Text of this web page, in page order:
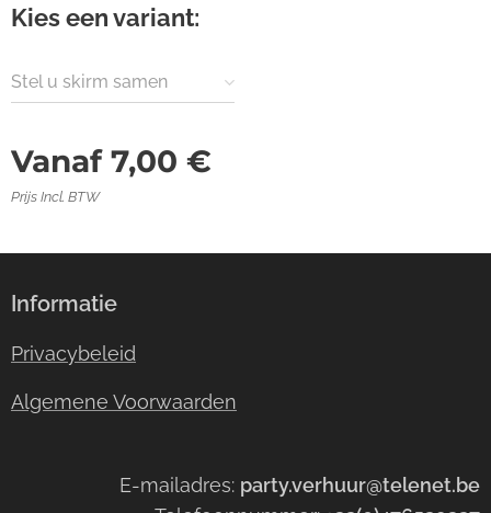
Kies een variant:
Stel u skirm samen
Vanaf 7,00 €
Prijs Incl. BTW
Informatie
Privacybeleid
Algemene Voorwaarden
E-mailadres: party.verhuur@telenet.be